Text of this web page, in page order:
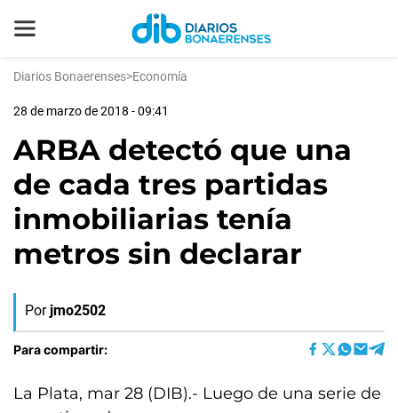
Diarios Bonaerenses>Economía
28 de marzo de 2018 - 09:41
ARBA detectó que una
de cada tres partidas
inmobiliarias tenía
metros sin declarar
Por jmo2502
Para compartir:
La Plata, mar 28 (DIB).- Luego de una serie de